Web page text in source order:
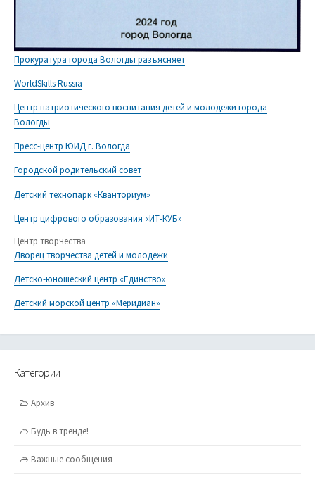
Прокуратура города Вологды разъясняет
WorldSkills Russia
Центр патриотического воспитания детей и молодежи города
Вологды
Пресс-центр ЮИД г. Вологда
Городской родительский совет
Детский технопарк «Кванториум»
Центр цифрового образования «ИТ-КУБ»
Центр творчества
Дворец творчества детей и молодежи
Детско-юношеский центр «Единство»
Детский морской центр «Меридиан»
Категории
Архив
Будь в тренде!
Важные сообщения